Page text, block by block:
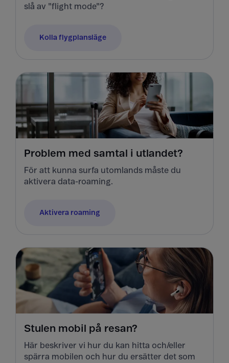
slå av "flight mode"?
Kolla flygplansläge
Problem med samtal i utlandet?
För att kunna surfa utomlands måste du
aktivera data-roaming.
Aktivera roaming
Stulen mobil på resan?
Här beskriver vi hur du kan hitta och/eller
spärra mobilen och hur du ersätter det som